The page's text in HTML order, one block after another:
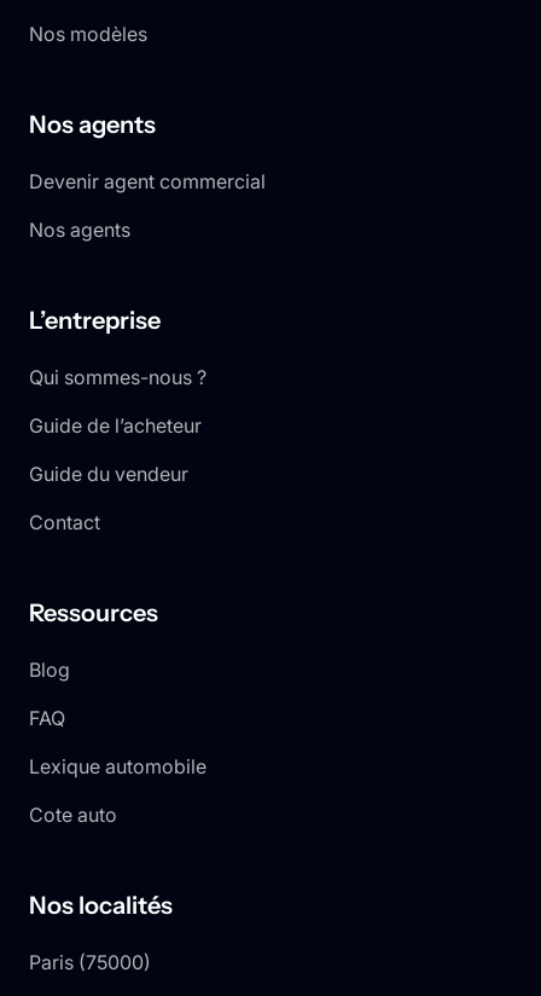
Nos modèles
Nos agents
Devenir agent commercial
Nos agents
L’entreprise
Qui sommes-nous ?
Guide de l’acheteur
Guide du vendeur
Contact
Ressources
Blog
FAQ
Lexique automobile
Cote auto
Nos localités
Paris (75000)